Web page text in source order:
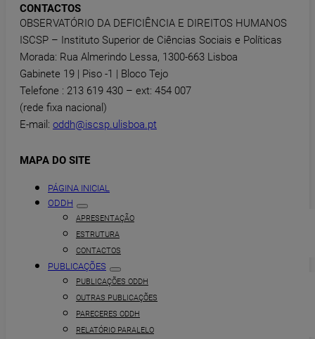
CONTACTOS
OBSERVATÓRIO DA DEFICIÊNCIA E DIREITOS HUMANOS
ISCSP – Instituto Superior de Ciências Sociais e Políticas
Morada: Rua Almerindo Lessa, 1300-663 Lisboa
Gabinete 19 | Piso -1 | Bloco Tejo
Telefone : 213 619 430 – ext: 454 007
(rede fixa nacional)
E-mail: oddh@iscsp.ulisboa.pt
MAPA DO SITE
PÁGINA INICIAL
ODDH
APRESENTAÇÃO
ESTRUTURA
CONTACTOS
PUBLICAÇÕES
PUBLICAÇÕES ODDH
OUTRAS PUBLICAÇÕES
PARECERES ODDH
RELATÓRIO PARALELO